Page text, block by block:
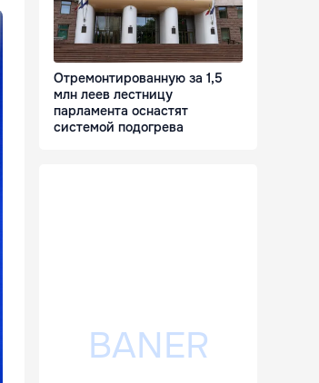
Отремонтированную за 1,5
млн леев лестницу
парламента оснастят
системой подогрева